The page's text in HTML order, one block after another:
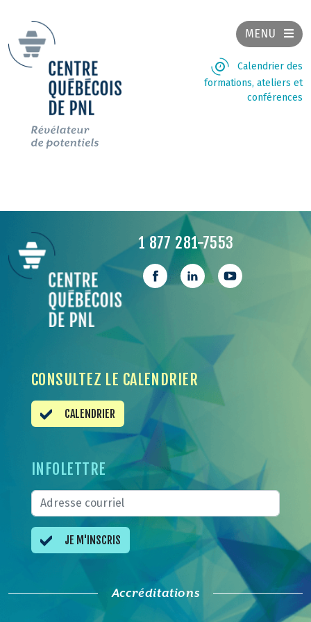
MENU
Calendrier des
formations, ateliers et
conférences
1 877 281-7553
CONSULTEZ LE CALENDRIER
CALENDRIER
INFOLETTRE
JE M'INSCRIS
Accréditations